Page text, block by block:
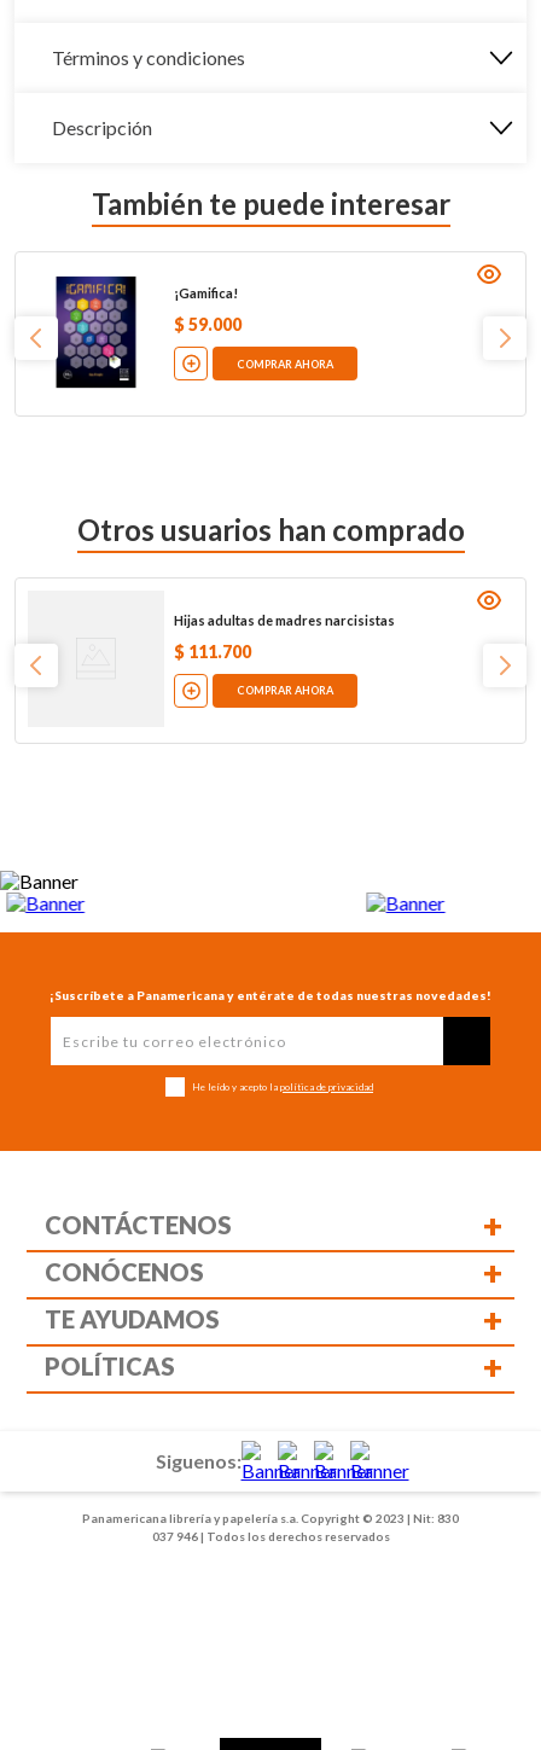
Términos y condiciones
Descripción
También te puede interesar
¡Gamifica!
$ 59.000
COMPRAR AHORA
Otros usuarios han comprado
Hijas adultas de madres narcisistas
$ 111.700
COMPRAR AHORA
¡Suscríbete a Panamericana y entérate de todas nuestras novedades!
He leído y acepto la política de privacidad
CONTÁCTENOS +
CONÓCENOS +
TE AYUDAMOS +
POLÍTICAS +
Panamericana librería y papelería s.a. Copyright © 2023 | Nit: 830
037 946 | Todos los derechos reservados
Siguenos: